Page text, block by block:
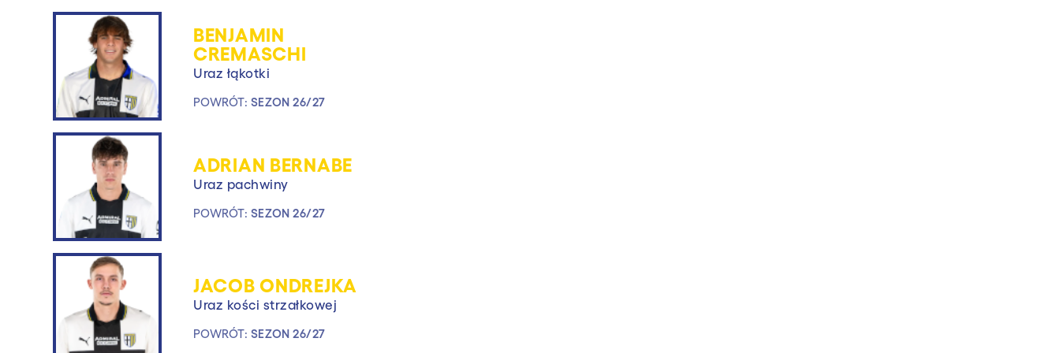
BENJAMIN
CREMASCHI
Uraz łąkotki
POWRÓT: SEZON 26/27
ADRIAN BERNABE
Uraz pachwiny
POWRÓT: SEZON 26/27
JACOB ONDREJKA
Uraz kości strzałkowej
POWRÓT: SEZON 26/27